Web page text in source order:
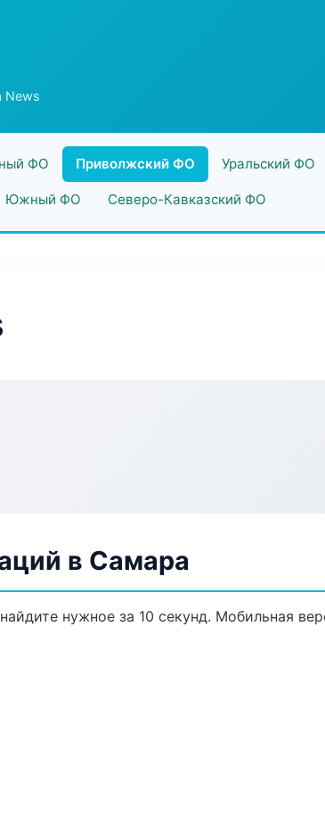
News
ФО Приволжский ФО Уральский ФО
Южный ФО Северо-Кавказский ФО
в Самара
нужное за 10 секунд. Мобильная